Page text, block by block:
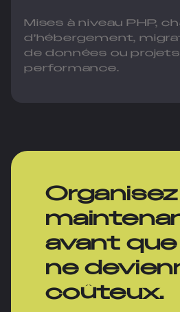
Mises à niveau PHP,
d’hébergement,
de données ou
performance.
avant
ne
coûteux.